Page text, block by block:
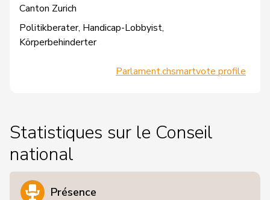
Canton Zurich
Politikberater, Handicap-Lobbyist,
Körperbehinderter
Parlament.chsmartvote profile
Statistiques sur le Conseil
national
Présence